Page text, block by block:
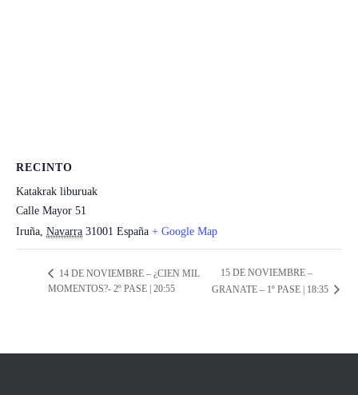
RECINTO
Katakrak liburuak
Calle Mayor 51
Iruña, Navarra 31001 España + Google Map
14 DE NOVIEMBRE – ¿CIEN MIL
MOMENTOS?- 2º PASE | 20:55
15 DE NOVIEMBRE –
GRANATE – 1º PASE | 18:35